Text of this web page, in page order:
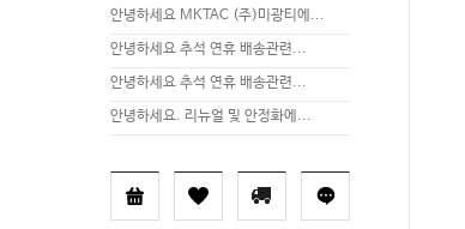
안녕하세요 MKTAC (주)미광티에...
안녕하세요 추석 연휴 배송관련...
안녕하세요 추석 연휴 배송관련...
안녕하세요. 리뉴얼 및 안정화에...